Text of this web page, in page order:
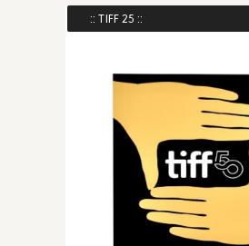
:: TIFF 25 ::